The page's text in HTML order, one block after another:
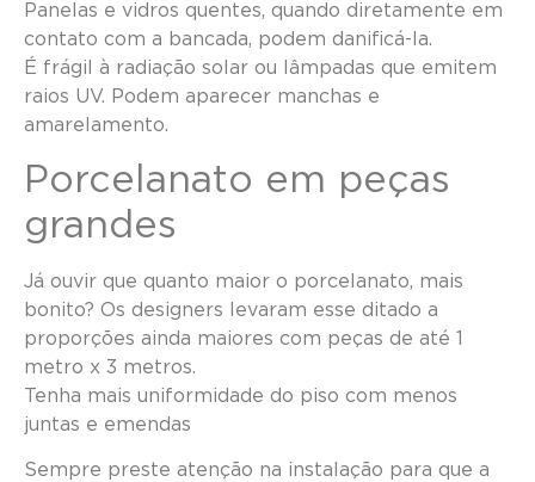
Panelas e vidros quentes, quando diretamente em
contato com a bancada, podem danificá-la.
É frágil à radiação solar ou lâmpadas que emitem
raios UV. Podem aparecer manchas e
amarelamento.
Porcelanato em peças
grandes
Já ouvir que quanto maior o porcelanato, mais
bonito? Os designers levaram esse ditado a
proporções ainda maiores com peças de até 1
metro x 3 metros.
Tenha mais uniformidade do piso com menos
juntas e emendas
Sempre preste atenção na instalação para que a